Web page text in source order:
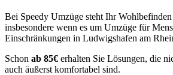
Bei Speedy Umzüge steht Ihr
insbesondere wenn es um Umzüge für
Einschränkungen in Ludwigshafen am
Schon ab 85€ erhalten Sie Lösungen, die
auch äußerst komfortabel sind.